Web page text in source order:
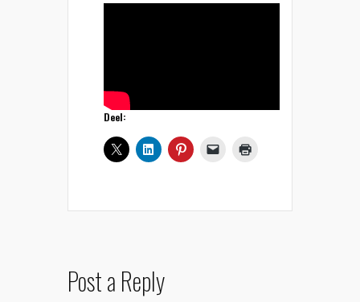
Deel:
Post a Reply